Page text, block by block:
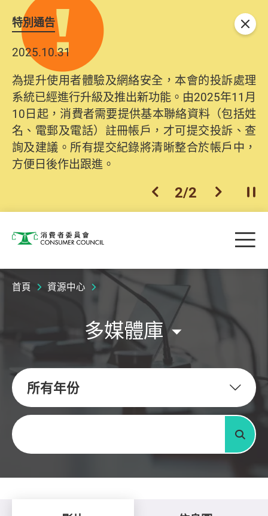
特別通告
2025.10.31
為提升使用者體驗及網絡安全，本會的投訴處理
系統已經進行升級及推出新功能。由2025年11月
10日起，消費者需要提供基本聯絡資料（包括姓
名、電郵及電話）註冊帳戶，才可提交投訴、查
詢及建議。所有提交紀錄將清晰整合於帳戶中，
方便日後作出跟進。
上一個
2/2 下一個開
關閉
消費者委員會 目
首頁 資源中心
多媒體庫
所有年份
關鍵字
搜尋